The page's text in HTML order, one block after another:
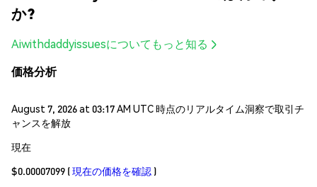
か?
Aiwithdaddyissuesについてもっと知る
価格分析
August 7, 2026 at 03:17 AM UTC 時点のリアルタイム洞察で取引チ
ャンスを解放
現在
$0.00007099 (現在の価格を確認 )